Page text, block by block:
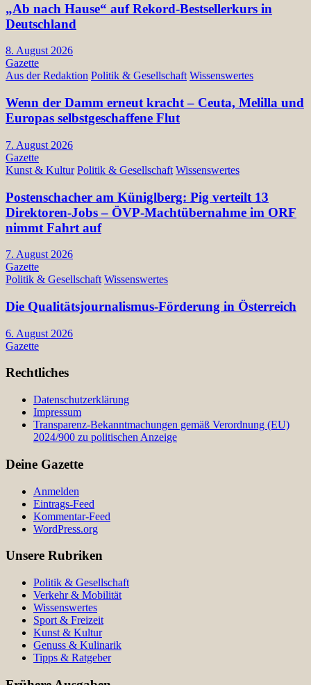
„Ab nach Hause“ auf Rekord-Bestsellerkurs in
Deutschland
8. August 2026
Gazette
Aus der Redaktion Politik & Gesellschaft Wissenswertes
Wenn der Damm erneut kracht – Ceuta, Melilla und
Europas selbstgeschaffene Flut
7. August 2026
Gazette
Kunst & Kultur Politik & Gesellschaft Wissenswertes
Postenschacher am Küniglberg: Pig verteilt 13
Direktoren-Jobs – ÖVP-Machtübernahme im ORF
nimmt Fahrt auf
7. August 2026
Gazette
Politik & Gesellschaft Wissenswertes
Die Qualitätsjournalismus-Förderung in Österreich
6. August 2026
Gazette
Rechtliches
Datenschutzerklärung
Impressum
Transparenz-Bekanntmachungen gemäß Verordnung (EU)
2024/900 zu politischen Anzeige
Deine Gazette
Anmelden
Eintrags-Feed
Kommentar-Feed
WordPress.org
Unsere Rubriken
Politik & Gesellschaft
Verkehr & Mobilität
Wissenswertes
Sport & Freizeit
Kunst & Kultur
Genuss & Kulinarik
Tipps & Ratgeber